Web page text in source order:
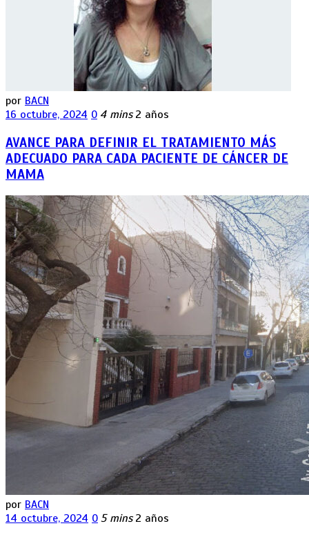
por BACN
16 octubre, 2024 0 4 mins 2 años
AVANCE PARA DEFINIR EL TRATAMIENTO MÁS
ADECUADO PARA CADA PACIENTE DE CÁNCER DE
MAMA
por BACN
14 octubre, 2024 0 5 mins 2 años